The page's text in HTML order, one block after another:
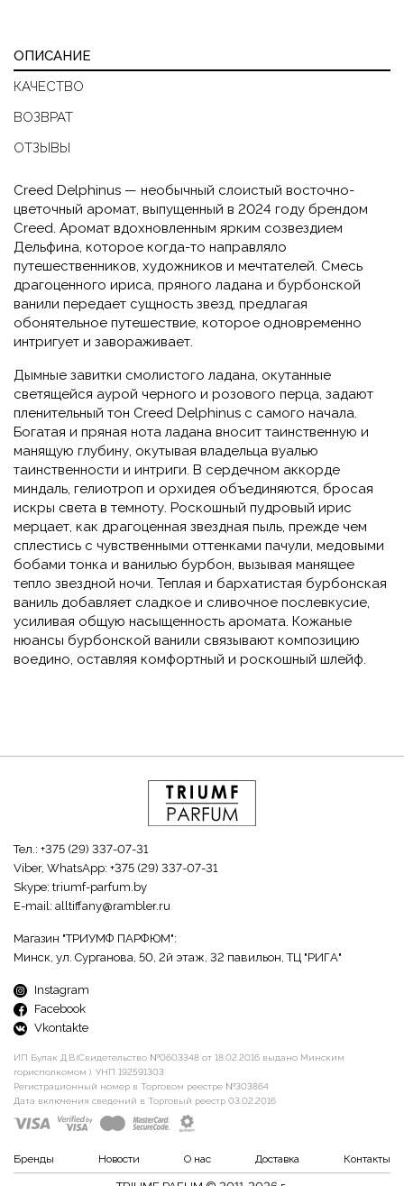
ОПИСАНИЕ
КАЧЕСТВО
ВОЗВРАТ
ОТЗЫВЫ
Creed Delphinus — необычный слоистый восточно-
цветочный аромат, выпущенный в 2024 году брендом
Creed. Аромат вдохновленным ярким созвездием
Дельфина, которое когда-то направляло
путешественников, художников и мечтателей. Смесь
драгоценного ириса, пряного ладана и бурбонской
ванили передает сущность звезд, предлагая
обонятельное путешествие, которое одновременно
интригует и завораживает.
Дымные завитки смолистого ладана, окутанные
светящейся аурой черного и розового перца, задают
пленительный тон Creed Delphinus с самого начала.
Богатая и пряная нота ладана вносит таинственную и
манящую глубину, окутывая владельца вуалью
таинственности и интриги. В сердечном аккорде
миндаль, гелиотроп и орхидея объединяются, бросая
искры света в темноту. Роскошный пудровый ирис
мерцает, как драгоценная звездная пыль, прежде чем
сплестись с чувственными оттенками пачули, медовыми
бобами тонка и ванилью бурбон, вызывая манящее
тепло звездной ночи. Теплая и бархатистая бурбонская
ваниль добавляет сладкое и сливочное послевкусие,
усиливая общую насыщенность аромата. Кожаные
нюансы бурбонской ванили связывают композицию
воедино, оставляя комфортный и роскошный шлейф.
Тел.: +375 (29) 337-07-31
Viber, WhatsApp: +375 (29) 337-07-31
Skype: triumf-parfum.by
E-mail: alltiffany@rambler.ru
Магазин "ТРИУМФ ПАРФЮМ":
Минск, ул. Сурганова, 50, 2й этаж, 32 павильон, ТЦ "РИГА"
Instagram
Facebook
Vkontakte
ИП Булак Д.В.(Свидетельство №0603348 от 18.02.2016 выдано Минским
горисполкомом ). УНП 192591303
Регистрационный номер в Торговом реестре №303864
Дата включения сведений в Торговый реестр 03.02.2016
Бренды Новости О нас Доставка Контакты